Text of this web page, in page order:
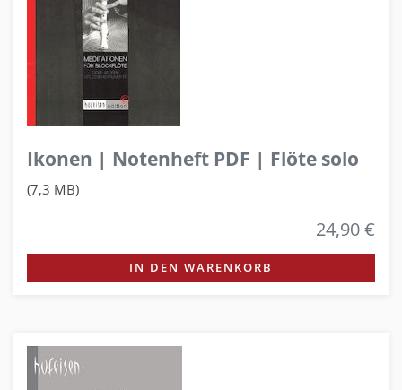
Ikonen | Notenheft PDF | Flöte solo
(7,3 MB)
24,90 €
IN DEN WARENKORB